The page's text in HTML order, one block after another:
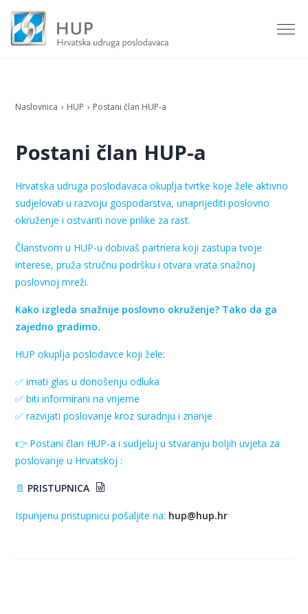
Naslovnica HUP Postani član HUP-a
Postani član HUP-a
Hrvatska udruga poslodavaca okuplja tvrtke koje žele aktivno
sudjelovati u razvoju gospodarstva, unaprijediti poslovno
okruženje i ostvariti nove prilike za rast.
Članstvom u HUP-u dobivaš partnera koji zastupa tvoje
interese, pruža stručnu podršku i otvara vrata snažnoj
poslovnoj mreži.
Kako izgleda snažnije poslovno okruženje? Tako da ga
zajedno gradimo.
HUP okuplja poslodavce koji žele:
✅ imati glas u donošenju odluka
✅ biti informirani na vrijeme
✅ razvijati poslovanje kroz suradnju i znanje
👉 Postani član HUP-a i sudjeluj u stvaranju boljih uvjeta za
poslovanje u Hrvatskoj :
📄 PRISTUPNICA
Ispunjenu pristupnicu pošaljite na: hup@hup.hr